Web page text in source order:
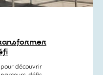
découvrir